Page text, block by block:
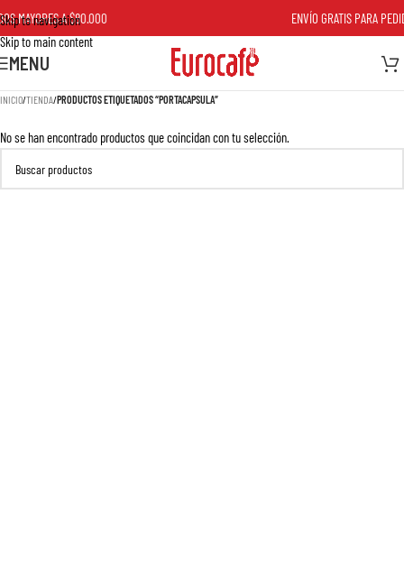
Skip to navigation
Skip to main content
MAYORES A $80.000 ENVÍO GRATIS PARA
MENU
INICIO/TIENDA/PRODUCTOS ETIQUETADOS “PORTACAPSULA”
No se han encontrado productos que coincidan con tu selección.